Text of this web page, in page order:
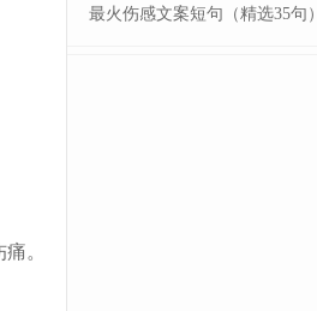
。
最火伤感文案短句（精选35句）